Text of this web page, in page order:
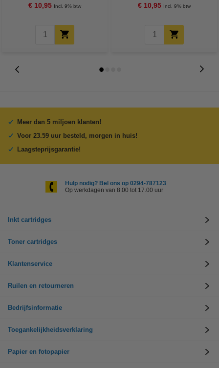
€ 10,95 Incl. 9% btw € 10,95 Incl. 9% btw
Meer dan 5 miljoen klanten!
Voor 23.59 uur besteld, morgen in huis!
Laagsteprijsgarantie!
Hulp nodig? Bel ons op 0294-787123
Op werkdagen van 8.00 tot 17.00 uur
Inkt cartridges
Toner cartridges
Klantenservice
Ruilen en retourneren
Bedrijfsinformatie
Toegankelijkheidsverklaring
Papier en fotopapier